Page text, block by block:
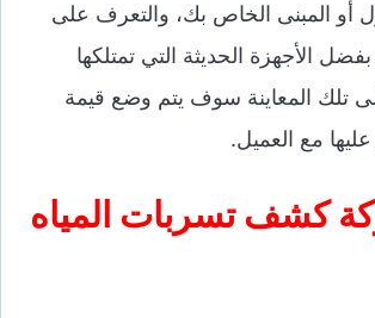
أو المبنى الخاص بك، والتعرف على
الأجهزة الحديثة التي تمتلكها
تلك المعاينة سوف يتم وضع قيمة
عليها مع العميل.
كشف تسربات المياه